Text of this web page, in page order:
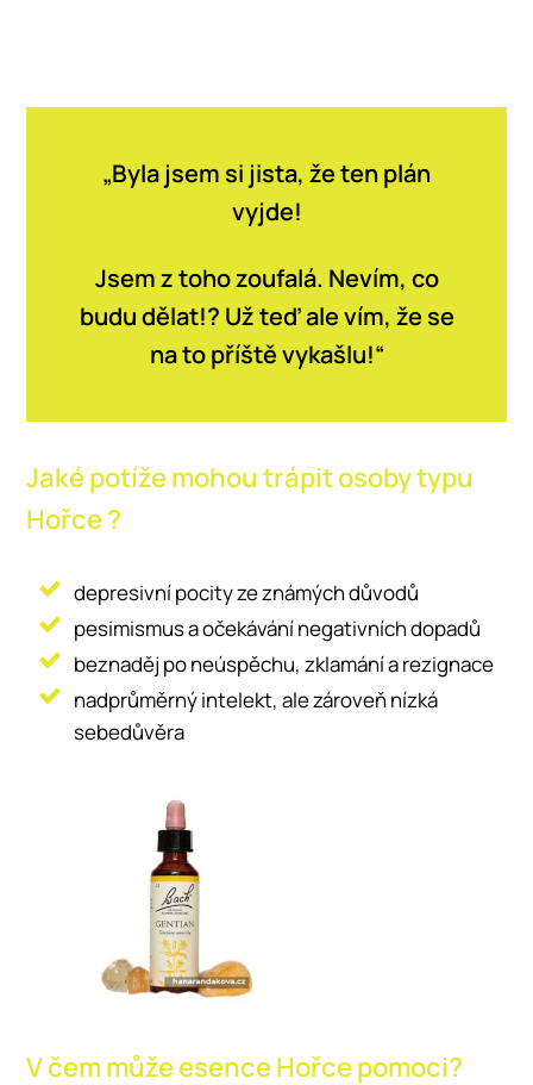
„Byla jsem si jista, že ten plán
vyjde!
Jsem z toho zoufalá. Nevím, co
budu dělat!? Už teď ale vím, že se
na to příště vykašlu!“
Jaké potíže mohou trápit osoby typu
Hořce ?
depresivní pocity ze známých důvodů
pesimismus a očekávání negativních dopadů
beznaděj po neúspěchu, zklamání a rezignace
nadprůměrný intelekt, ale zároveň nízká
sebedůvěra
V čem může esence Hořce pomoci?